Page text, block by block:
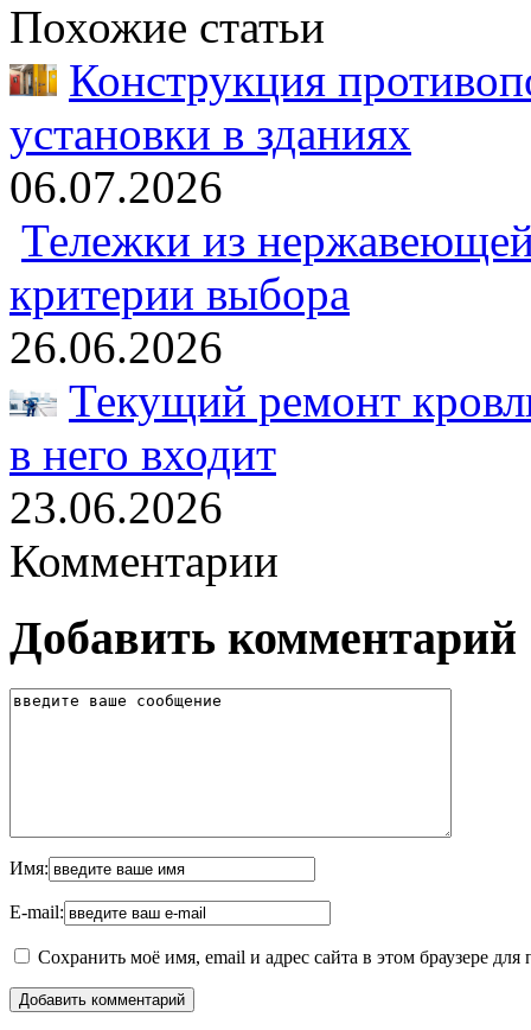
Похожие статьи
Конструкция
установки в зданиях
06.07.2026
Тележки из
критерии выбора
26.06.2026
Текущий ремонт
в него входит
23.06.2026
Комментарии
Добавить комментарий
Имя:
E-mail:
Сохранить моё имя, email и адрес сайта в этом браузере